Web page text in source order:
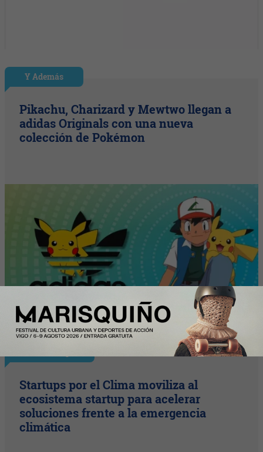
Y Además
Pikachu, Charizard y Mewtwo llegan a
adidas Originals con una nueva
colección de Pokémon
Startups por el Clima moviliza al
ecosistema startup para acelerar
soluciones frente a la emergencia
climática